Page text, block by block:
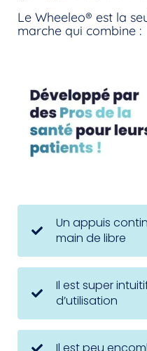
Le Wheeleo® est la
marche qui combine :
Un appuis
main de libre
Il est super
d’utilisation